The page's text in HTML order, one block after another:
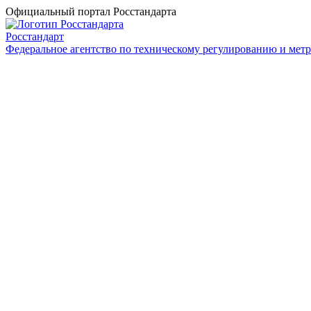
Официальный портал Росстандарта
Росстандарт
Федеральное агентство по техническому регулированию и